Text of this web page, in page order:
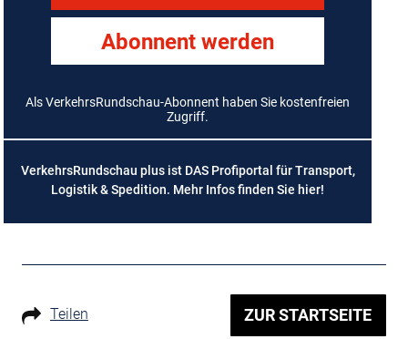
Abonnent werden
Als VerkehrsRundschau-Abonnent haben Sie kostenfreien
Zugriff.
VerkehrsRundschau plus ist DAS Profiportal für Transport,
Logistik & Spedition. Mehr Infos finden Sie hier!
Teilen ZUR STARTSEITE